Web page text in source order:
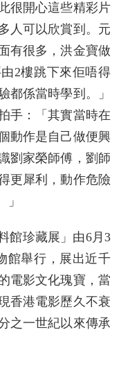
很開心這些精彩片
人可以欣賞到。元
有很多，洪金寶做
2樓跳下來佢唔得
都係當時學到。」
手：「其實當時在
動作是自己做便興
劉家榮師傅，劉師
更犀利，動作危險
館珍藏展」由6月3
館舉行，展出近千
電影文化瑰寶，當
香港電影歷久不衰
之一世紀以來傳承